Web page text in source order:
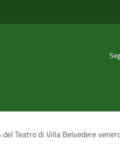
Teatro di Villa Belvedere